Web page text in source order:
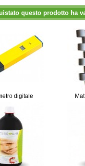
questo prodotto ha
digitale